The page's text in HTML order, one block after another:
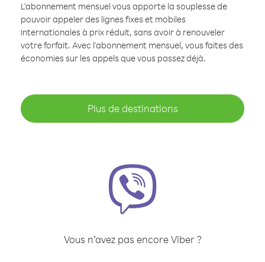
L'abonnement mensuel vous apporte la souplesse de
pouvoir appeler des lignes fixes et mobiles
internationales à prix réduit, sans avoir à renouveler
votre forfait. Avec l'abonnement mensuel, vous faites des
économies sur les appels que vous passez déjà.
Plus de destinations
Vous n’avez pas encore Viber ?